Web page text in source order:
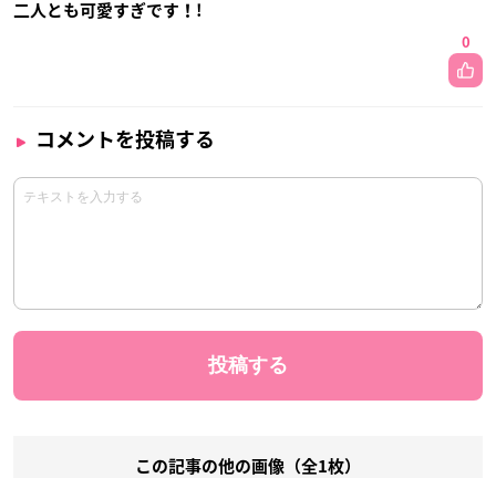
二人とも可愛すぎです！!
0
コメントを投稿する
この記事の他の画像（全1枚）